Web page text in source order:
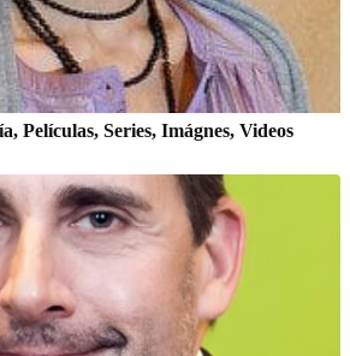
Películas, Series, Imágnes, Videos